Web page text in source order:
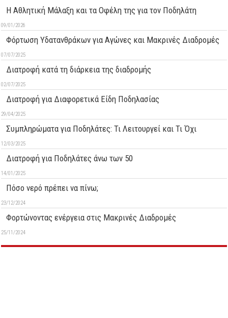
Η Αθλητική Μάλαξη και τα Οφέλη της για τον Ποδηλάτη
09/01/2026
Φόρτωση Υδατανθράκων για Αγώνες και Μακρινές Διαδρομές
07/07/2025
Διατροφή κατά τη διάρκεια της διαδρομής
02/07/2025
Διατροφή για Διαφορετικά Είδη Ποδηλασίας
29/04/2025
Συμπληρώματα για Ποδηλάτες: Τι Λειτουργεί και Τι Όχι
12/03/2025
Διατροφή για Ποδηλάτες άνω των 50
14/01/2025
Πόσο νερό πρέπει να πίνω;
23/12/2024
Φορτώνοντας ενέργεια στις Μακρινές Διαδρομές
25/11/2024